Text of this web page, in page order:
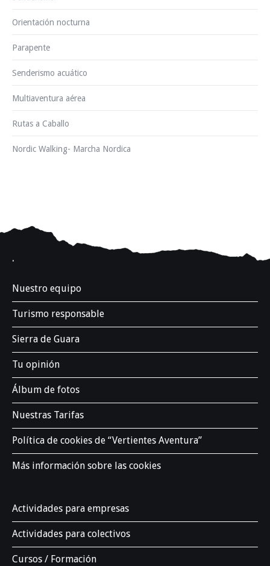
Orientación nocturna
Parapente
Senderismo acuático
Multiaventura aérea
Rutas a Caballo
Nordic Walking- Marcha Nordica
.
Nuestro equipo
Turismo responsable
Sierra de Guara
Tu opinión
Álbum de fotos
Nuestras Tarifas
Política de cookies de “Vertientes Aventura”
Más información sobre las cookies
Actividades para empresas
Actividades para colectivos
Cursos / Formación